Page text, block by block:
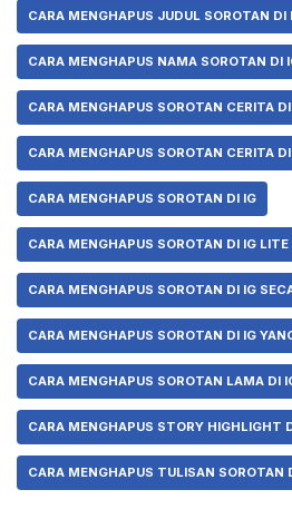
CARA MENGHAPUS JUDUL SOROTAN DI
CARA MENGHAPUS NAMA SOROTAN DI
CARA MENGHAPUS SOROTAN CERITA
CARA MENGHAPUS SOROTAN CERITA
CARA MENGHAPUS SOROTAN DI IG
CARA MENGHAPUS SOROTAN DI IG LITE
CARA MENGHAPUS SOROTAN DI IG
CARA MENGHAPUS SOROTAN DI IG
CARA MENGHAPUS SOROTAN LAMA DI
CARA MENGHAPUS STORY HIGHLIGHT
CARA MENGHAPUS TULISAN SOROTAN